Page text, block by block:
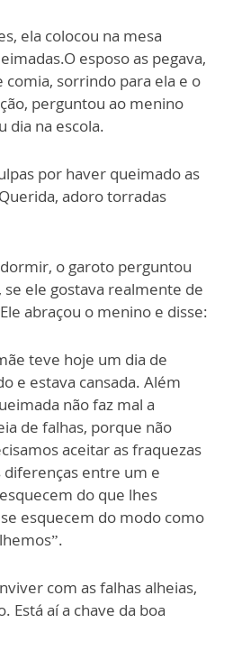
ela colocou na mesa
esposo as pegava,
comia, sorrindo para ela e o
perguntou ao menino
dia na escola.
por haver queimado as
adoro torradas
o garoto perguntou
se ele gostava realmente de
abraçou o menino e disse:
teve hoje um dia de
e estava cansada. Além
não faz mal a
de falhas, porque não
aceitar as fraquezas
diferenças entre um e
do que lhes
esquecem do modo como
com as falhas alheias,
Está aí a chave da boa